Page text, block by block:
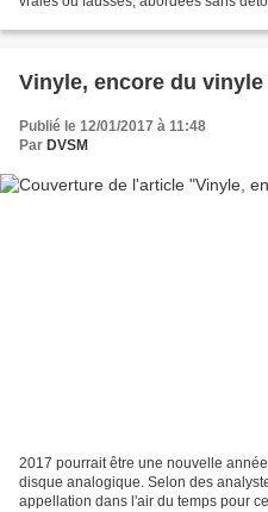
Vinyle, encore du vinyle
Publié le 12/01/2017 à 11:48
Par DVSM
2017 pourrait être une nouvelle
disque analogique. Selon des
appellation dans l'air du temps pour